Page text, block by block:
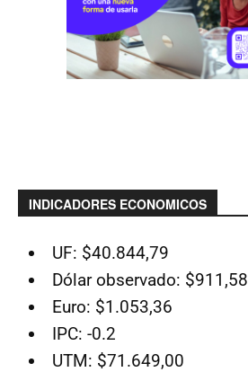
INDICADORES ECONOMICOS
UF: $40.844,79
Dólar observado: $911,58
Euro: $1.053,36
IPC: -0.2
UTM: $71.649,00